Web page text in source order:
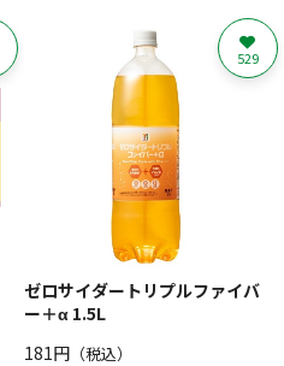
ゼロサイダートリプルファイバ
ー＋α 1.5L
181円（税込）
529